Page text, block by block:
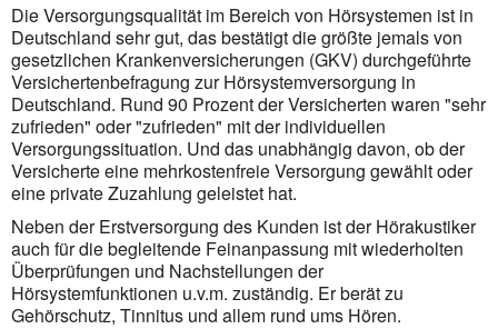
Die Versorgungsqualität im Bereich von Hörsystemen ist in
Deutschland sehr gut, das bestätigt die größte jemals von
gesetzlichen Krankenversicherungen (GKV) durchgeführte
Versichertenbefragung zur Hörsystemversorgung in
Deutschland. Rund 90 Prozent der Versicherten waren "sehr
zufrieden" oder "zufrieden" mit der individuellen
Versorgungssituation. Und das unabhängig davon, ob der
Versicherte eine mehrkostenfreie Versorgung gewählt oder
eine private Zuzahlung geleistet hat.
Neben der Erstversorgung des Kunden ist der Hörakustiker
auch für die begleitende Feinanpassung mit wiederholten
Überprüfungen und Nachstellungen der
Hörsystemfunktionen u.v.m. zuständig. Er berät zu
Gehörschutz, Tinnitus und allem rund ums Hören.